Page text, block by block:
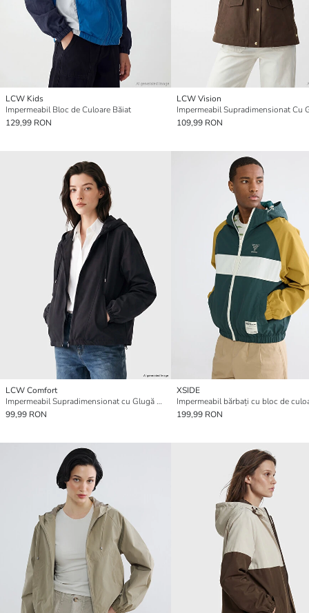
LCW Kids
Impermeabil Bloc de Culoare Băiat
129,99 RON
LCW Vision
109,99 RON
LCW Comfort
Impermeabil Supradimensionat cu Glugă de Femei
99,99 RON
XSIDE
199,99 RON